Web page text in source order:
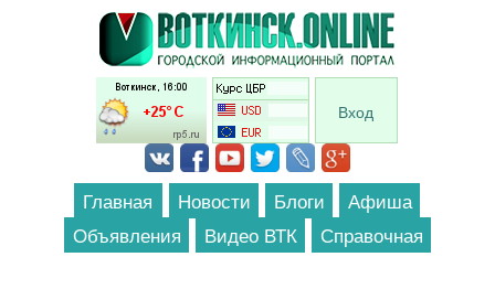
Перейти к основному содержанию
Вход
Главная Новости Блоги
Афиша
Объявления
Видео ВТК Справочная